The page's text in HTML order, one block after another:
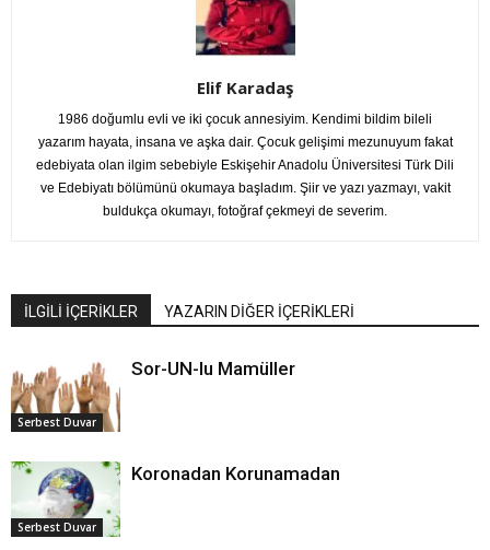
Elif Karadaş
1986 doğumlu evli ve iki çocuk annesiyim. Kendimi bildim bileli
yazarım hayata, insana ve aşka dair. Çocuk gelişimi mezunuyum fakat
edebiyata olan ilgim sebebiyle Eskişehir Anadolu Üniversitesi Türk Dili
ve Edebiyatı bölümünü okumaya başladım. Şiir ve yazı yazmayı, vakit
buldukça okumayı, fotoğraf çekmeyi de severim.
İLGİLİ İÇERİKLER YAZARIN DİĞER İÇERİKLERİ
Serbest Duvar
Sor-UN-lu Mamüller
Serbest Duvar
Koronadan Korunamadan